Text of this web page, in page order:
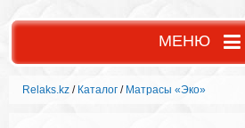
МЕНЮ
Relaks.kz / Каталог / Матрасы «Эко»